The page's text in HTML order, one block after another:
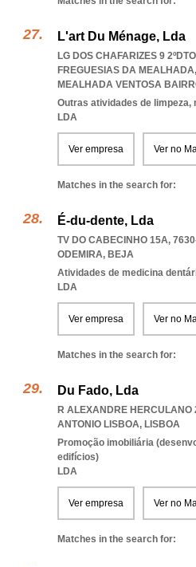
L'art Du Ménage, Lda
LG DOS CHAFARIZES 9
FREGUESIAS DA MEALHADA,
MEALHADA VENTOSA
Outras atividades de limpeza,
LDA
Ver empresa Ver no
Matches in the search for:
É-du-dente, Lda
TV DO CABECINHO 15A,
ODEMIRA, BEJA
Atividades de medicina
LDA
Ver empresa Ver no
Matches in the search for:
Du Fado, Lda
R ALEXANDRE HERCULANO
ANTONIO LISBOA, LISBOA
Promoção imobiliária
edifícios)
LDA
Ver empresa Ver no
Matches in the search for: